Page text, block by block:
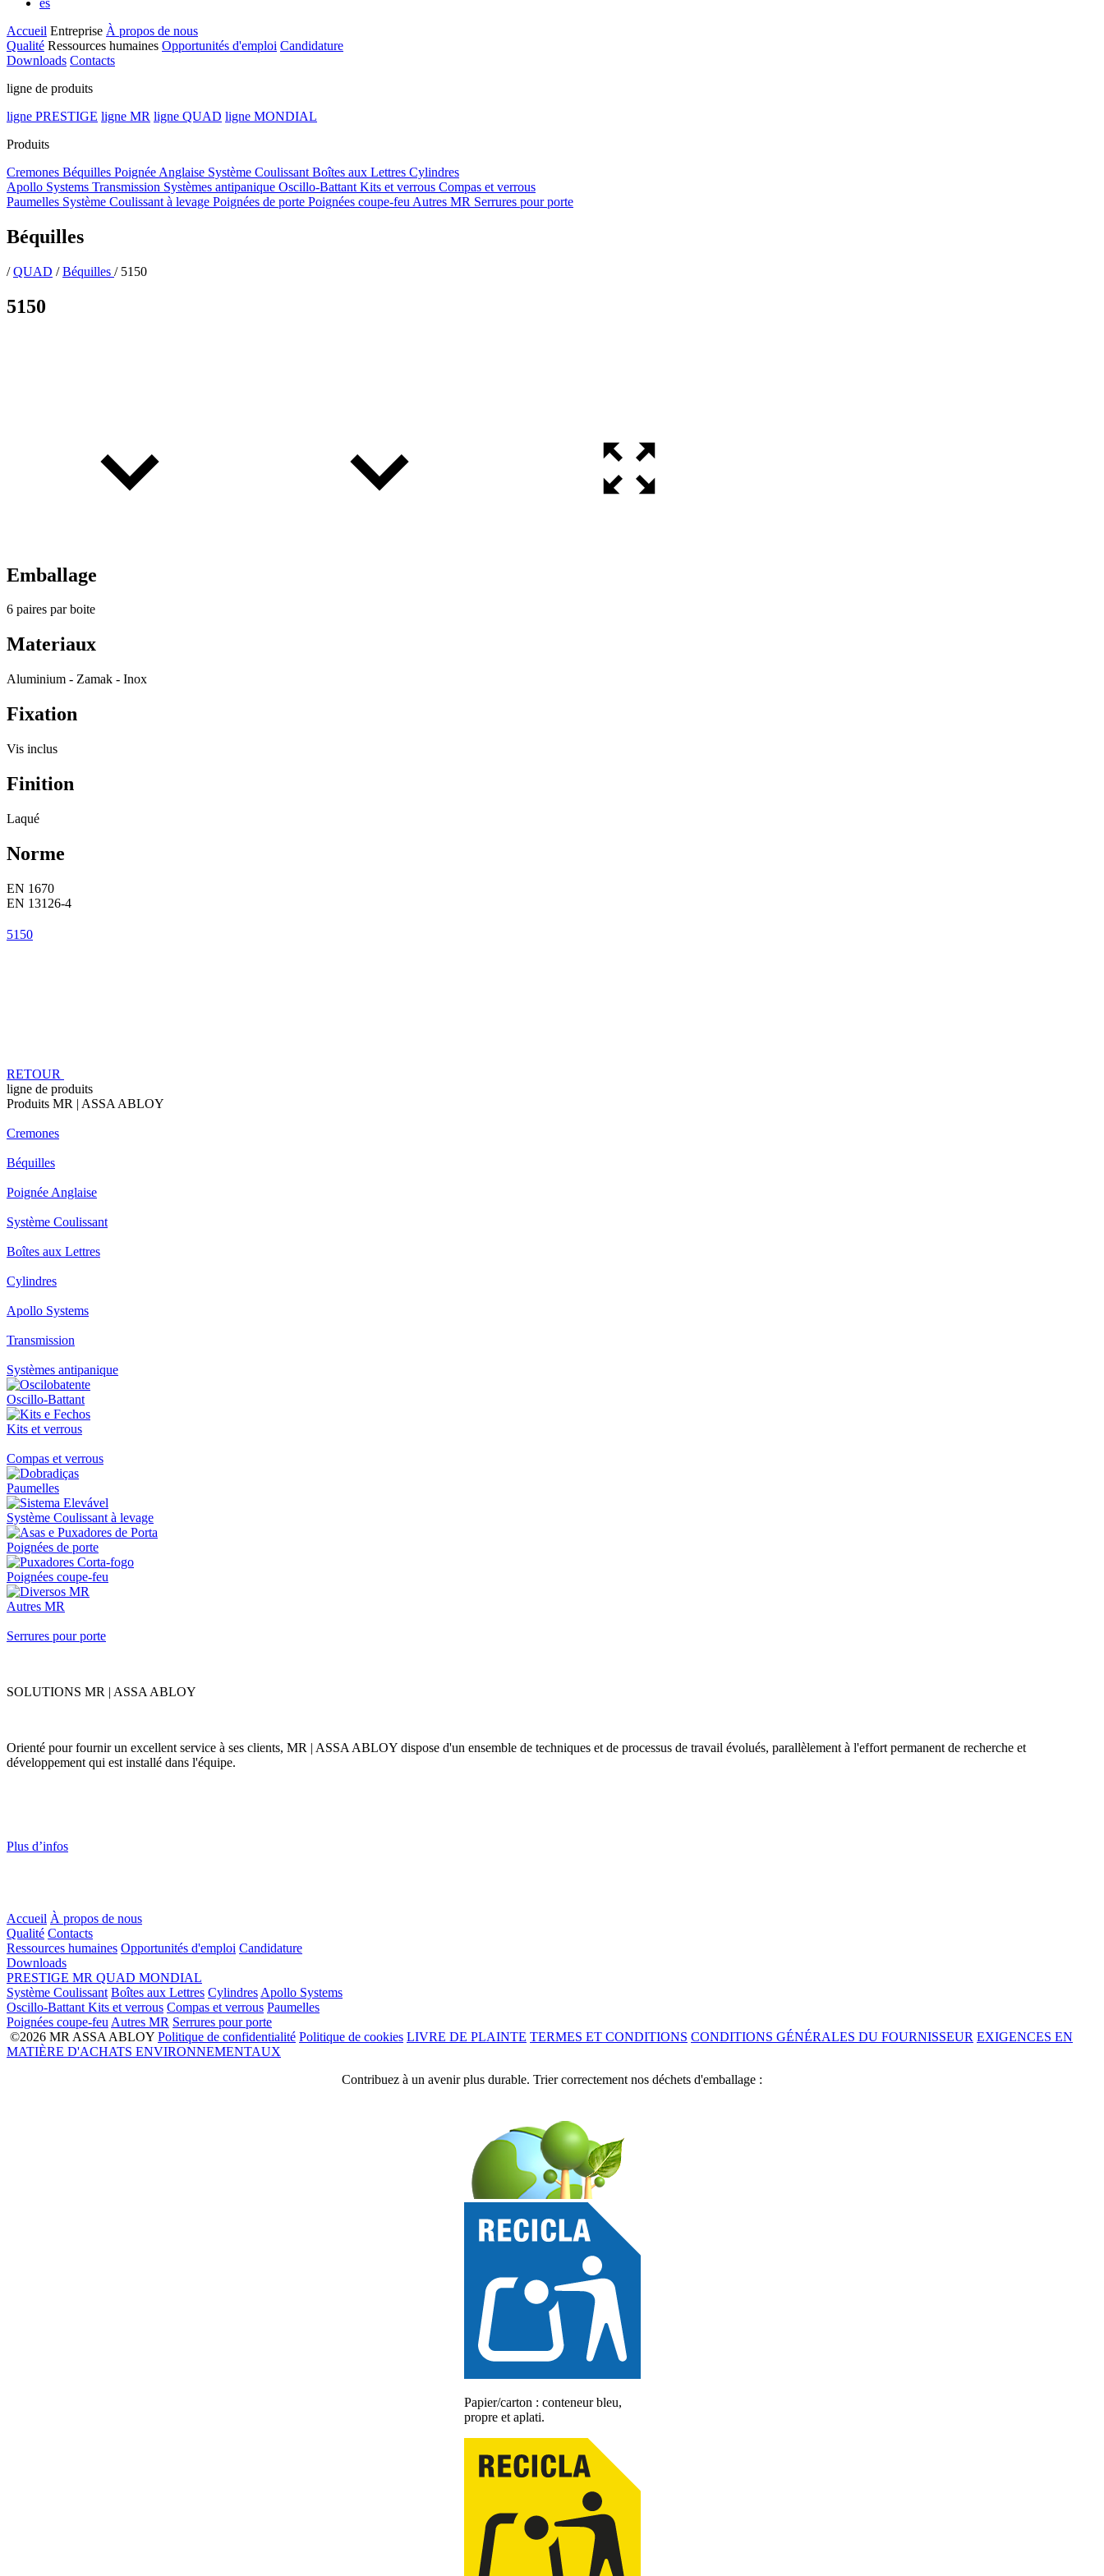
es
Accueil Entreprise À propos de nous
Qualité Ressources humaines Opportunités d'emploi Candidature
Downloads Contacts
ligne de produits
ligne PRESTIGE ligne MR ligne QUAD ligne MONDIAL
Produits
Cremones Béquilles Poignée Anglaise Système Coulissant Boîtes aux Lettres Cylindres
Apollo Systems Transmission Systèmes antipanique Oscillo-Battant Kits et verrous Compas et verrous
Paumelles Système Coulissant à levage Poignées de porte Poignées coupe-feu Autres MR Serrures pour porte
Béquilles
/QUAD /Béquilles / 5150
5150
Emballage
6 paires par boite
Materiaux
Aluminium - Zamak - Inox
Fixation
Vis inclus
Finition
Laqué
Norme
EN 1670
EN 13126-4
5150
RETOUR
ligne de produits
Produits MR | ASSA ABLOY
Cremones
Béquilles
Poignée Anglaise
Système Coulissant
Boîtes aux Lettres
Cylindres
Apollo Systems
Transmission
Systèmes antipanique
Oscillo-Battant
Kits et verrous
Compas et verrous
Paumelles
Système Coulissant à levage
Poignées de porte
Poignées coupe-feu
Autres MR
Serrures pour porte
SOLUTIONS MR | ASSA ABLOY
Orienté pour fournir un excellent service à ses clients, MR | ASSA ABLOY dispose d'un ensemble de techniques et de processus de travail évolués, parallèlement à l'effort permanent de recherche et
développement qui est installé dans l'équipe.
Plus d’infos
Accueil À propos de nous
Qualité Contacts
Ressources humaines Opportunités d'emploi Candidature
Downloads
PRESTIGE MR QUAD MONDIAL
Système Coulissant Boîtes aux Lettres Cylindres Apollo Systems
Oscillo-Battant Kits et verrous Compas et verrous Paumelles
Poignées coupe-feu Autres MR Serrures pour porte
©2026 MR ASSA ABLOY Politique de confidentialité Politique de cookies LIVRE DE PLAINTE TERMES ET CONDITIONS CONDITIONS GÉNÉRALES DU FOURNISSEUR EXIGENCES EN
MATIÈRE D'ACHATS ENVIRONNEMENTAUX
Contribuez à un avenir plus durable. Trier correctement nos déchets d'emballage :
Papier/carton : conteneur bleu,
propre et aplati.